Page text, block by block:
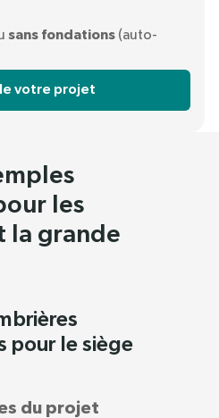
sans fondations (auto-
votre projet
les
la grande
pour le siège
du projet